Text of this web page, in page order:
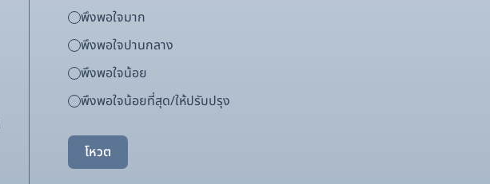
พึงพอใจมาก
พึงพอใจปานกลาง
พึงพอใจน้อย
พึงพอใจน้อยที่สุด/ให้ปรับปรุง
โหวต